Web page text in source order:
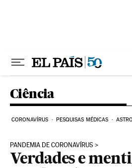
Ciência
CORONAVÍRUS PESQUISAS MÉDICAS
PANDEMIA DE CORONAVÍRUS
Verdades e